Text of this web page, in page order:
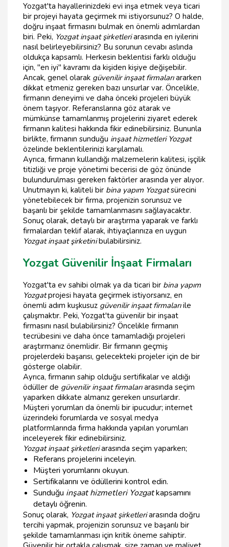
Yozgat'ta hayallerinizdeki evi inşa etmek veya ticari
bir projeyi hayata geçirmek mi istiyorsunuz? O halde,
doğru inşaat firmasını bulmak en önemli adımlardan
biri. Peki, Yozgat inşaat şirketleriarasında en iyilerini
nasıl belirleyebilirsiniz? Bu sorunun cevabı aslında
oldukça kapsamlı. Herkesin beklentisi farklı olduğu
için, "en iyi" kavramı da kişiden kişiye değişebilir.
Ancak, genel olarak güvenilir inşaat firmalarıararken
dikkat etmeniz gereken bazı unsurlar var. Öncelikle,
firmanın deneyimi ve daha önceki projeleri büyük
önem taşıyor. Referanslarına göz atarak ve
mümkünse tamamlanmış projelerini ziyaret ederek
firmanın kalitesi hakkında fikir edinebilirsiniz. Bununla
birlikte, firmanın sunduğu inşaat hizmetleri Yozgat
özelinde beklentilerinizi karşılamalı.
Ayrıca, firmanın kullandığı malzemelerin kalitesi, işçilik
titizliği ve proje yönetimi becerisi de göz önünde
bulundurulması gereken faktörler arasında yer alıyor.
Unutmayın ki, kaliteli bir bina yapım Yozgatsürecini
yönetebilecek bir firma, projenizin sorunsuz ve
başarılı bir şekilde tamamlanmasını sağlayacaktır.
Sonuç olarak, detaylı bir araştırma yaparak ve farklı
firmalardan teklif alarak, ihtiyaçlarınıza en uygun
Yozgat inşaat şirketinibulabilirsiniz.
Yozgat Güvenilir İnşaat Firmaları
Yozgat'ta ev sahibi olmak ya da ticari bir bina yapım
Yozgatprojesi hayata geçirmek istiyorsanız, en
önemli adım kuşkusuz güvenilir inşaat firmalarıile
çalışmaktır. Peki, Yozgat'ta güvenilir bir inşaat
firmasını nasıl bulabilirsiniz? Öncelikle firmanın
tecrübesini ve daha önce tamamladığı projeleri
araştırmanız önemlidir. Bir firmanın geçmiş
projelerdeki başarısı, gelecekteki projeler için de bir
gösterge olabilir.
Ayrıca, firmanın sahip olduğu sertifikalar ve aldığı
ödüller de güvenilir inşaat firmalarıarasında seçim
yaparken dikkate almanız gereken unsurlardır.
Müşteri yorumları da önemli bir ipucudur; internet
üzerindeki forumlarda ve sosyal medya
platformlarında firma hakkında yapılan yorumları
inceleyerek fikir edinebilirsiniz.
Yozgat inşaat şirketleriarasında seçim yaparken;
Referans projelerini inceleyin.
Müşteri yorumlarını okuyun.
Sertifikalarını ve ödüllerini kontrol edin.
Sunduğu inşaat hizmetleri Yozgatkapsamını
detaylı öğrenin.
Sonuç olarak, Yozgat inşaat şirketleriarasında doğru
tercihi yapmak, projenizin sorunsuz ve başarılı bir
şekilde tamamlanması için kritik öneme sahiptir.